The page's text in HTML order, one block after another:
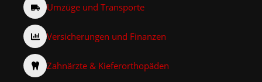
Umzüge und Transporte
Versicherungen und Finanzen
Zahnärzte & Kieferorthopäden